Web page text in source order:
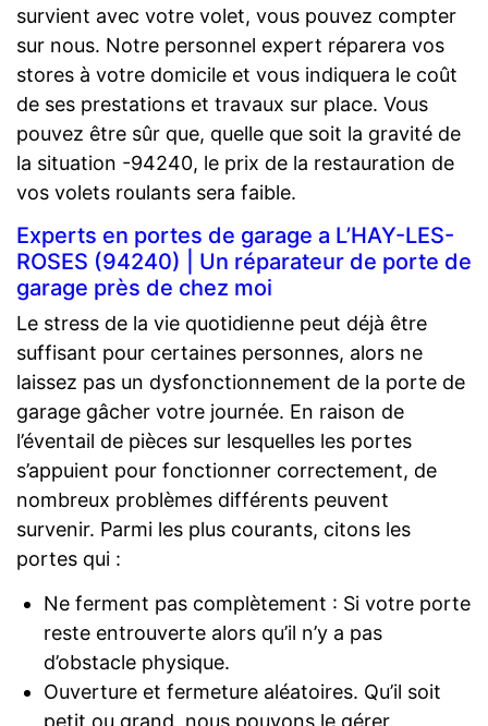
survient avec votre volet, vous pouvez compter
sur nous. Notre personnel expert réparera vos
stores à votre domicile et vous indiquera le coût
de ses prestations et travaux sur place. Vous
pouvez être sûr que, quelle que soit la gravité de
la situation -94240, le prix de la restauration de
vos volets roulants sera faible.
Experts en portes de garage a L’HAY-LES-
ROSES (94240) | Un réparateur de porte de
garage près de chez moi
Le stress de la vie quotidienne peut déjà être
suffisant pour certaines personnes, alors ne
laissez pas un dysfonctionnement de la porte de
garage gâcher votre journée. En raison de
l’éventail de pièces sur lesquelles les portes
s’appuient pour fonctionner correctement, de
nombreux problèmes différents peuvent
survenir. Parmi les plus courants, citons les
portes qui :
Ne ferment pas complètement : Si votre porte
reste entrouverte alors qu’il n’y a pas
d’obstacle physique.
Ouverture et fermeture aléatoires. Qu’il soit